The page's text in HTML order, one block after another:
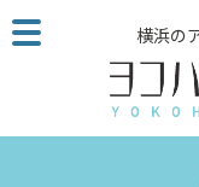
こ
の
ジ
横浜の